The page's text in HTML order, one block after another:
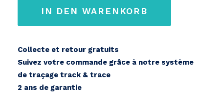
IN DEN WARENKORB
Collecte et retour gratuits
Suivez votre commande grâce à notre système
de traçage track & trace
2 ans de garantie